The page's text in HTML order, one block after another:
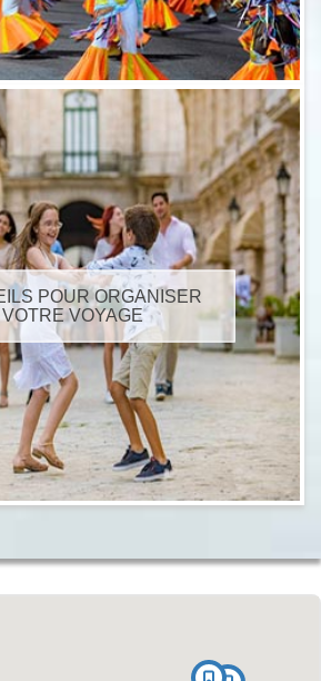
POUR ORGANISER
VOTRE VOYAGE